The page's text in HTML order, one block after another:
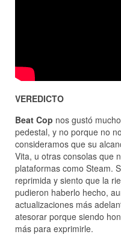
VEREDICTO
Beat Cop nos gustó
pedestal, y no porque no
consideramos que su
Vita, u otras consolas que
plataformas como Steam.
reprimida y siento que la
pudieron haberlo hecho,
actualizaciones más
atesorar porque siendo
más para exprimirle.